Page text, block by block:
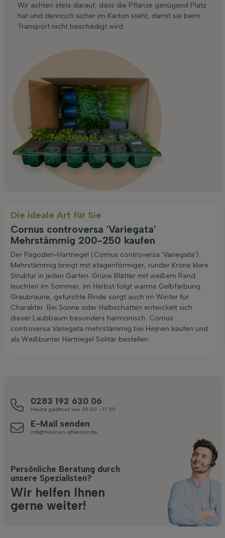
Wir achten stets darauf, dass die Pflanze genügend Platz
hat und dennoch sicher im Karton steht, damit sie beim
Transport nicht beschädigt wird.
Die ideale Art für Sie
Cornus controversa 'Variegata'
Mehrstämmig 200-250 kaufen
Der Pagoden-Hartriegel (Cornus controversa 'Variegata')
Mehrstämmig bringt mit etagenförmiger, runder Krone klare
Struktur in jeden Garten. Grüne Blätter mit weißem Rand
leuchten im Sommer, im Herbst folgt warme Gelbfärbung.
Graubraune, gefurchte Rinde sorgt auch im Winter für
Charakter. Bei Sonne oder Halbschatten entwickelt sich
dieser Laubbaum besonders harmonisch. Cornus
controversa Variegata mehrstämmig bei Heijnen kaufen und
als Weißbunter Hartriegel Solitär bestellen.
0283 192 630 06
Heute geöffnet von 09:00 - 17:00
E-Mail senden
info@heijnen-pflanzen.de
Persönliche Beratung durch
unsere Spezialisten?
Wir helfen Ihnen
gerne weiter!